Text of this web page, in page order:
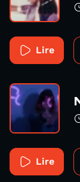
Lire
Lire